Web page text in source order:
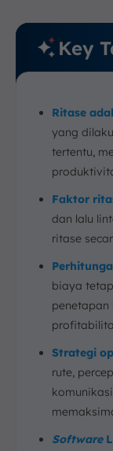
Key
Ritase
yang
tertentu,
Faktor
dan lalu
ritase
biaya
Strategi
rute,
Software